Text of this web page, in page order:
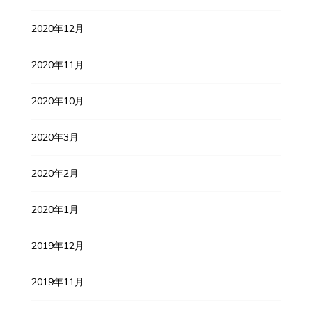
2020年12月
2020年11月
2020年10月
2020年3月
2020年2月
2020年1月
2019年12月
2019年11月